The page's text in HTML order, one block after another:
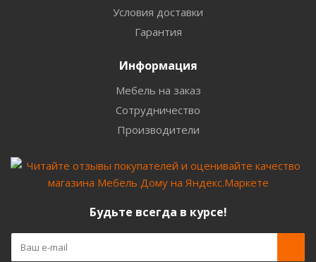
Условия доставки
Гарантия
Информация
Мебель на заказ
Сотрудничество
Производители
Будьте всегда в курсе!